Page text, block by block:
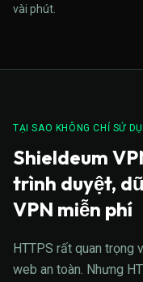
vài phút.
TẠI SAO KHÔNG CHỈ SỬ
Shieldeum
trình duyệt,
VPN miễn phí
HTTPS rất quan trọng
web an toàn. Nhưng